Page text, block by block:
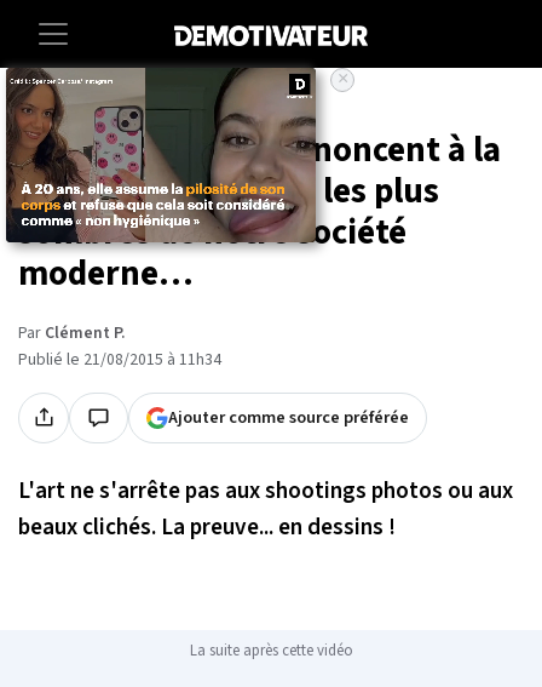
Accueil Lifestyle Culture
Ces illustrations dénoncent à la
perfection les vices les plus
sombres de notre société
moderne…
Par Clément P.
Publié le 21/08/2015 à 11h34
Ajouter comme source préférée
L'art ne s'arrête pas aux shootings photos ou aux
beaux clichés. La preuve... en dessins !
La suite après cette vidéo
×